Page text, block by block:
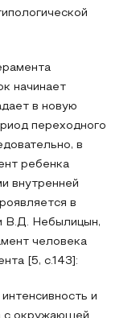
начинает
в новую
переходного
в
ребенка
внутренней
в
В.Д. Небылицын,
человека
[5, с.143]:
и